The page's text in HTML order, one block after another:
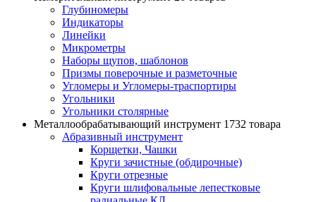
Глубиномеры
Индикаторы
Линейки
Микрометры
Наборы щупов, шаблонов
Призмы поверочные и разметочные
Угломеры и Угломеры-траспортиры
Угольники
Угольники столярные
Металлообрабатывающий инструмент 1732 товара
Абразивный инструмент
Корщетки, Чашки
Круги зачистные (обдирочные)
Круги отрезные
Круги шлифовальные лепестковые